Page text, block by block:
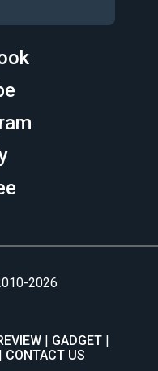
2026
GADGET
CONTACT US